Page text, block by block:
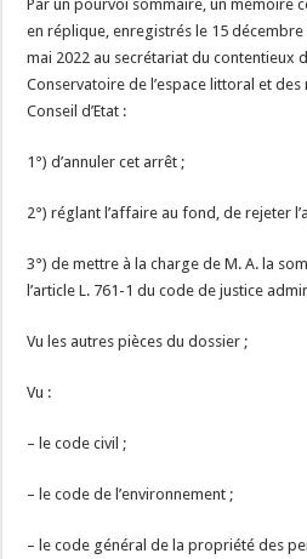
Par un pourvoi sommaire, un mémoire
en réplique, enregistrés le 15 décembre
mai 2022 au secrétariat du contentieux
Conservatoire de l’espace littoral et
Conseil d’Etat :
1°) d’annuler cet arrêt ;
2°) réglant l’affaire au fond, de rejeter
3°) de mettre à la charge de M. A. la
l’article L. 761-1 du code de justice
Vu les autres pièces du dossier ;
Vu :
– le code civil ;
– le code de l’environnement ;
– le code général de la propriété des